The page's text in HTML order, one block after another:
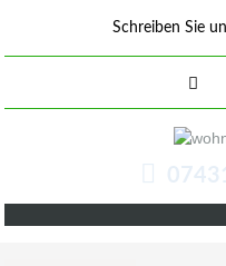
Schreiben Sie